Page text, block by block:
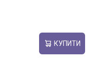
КУПИТИ